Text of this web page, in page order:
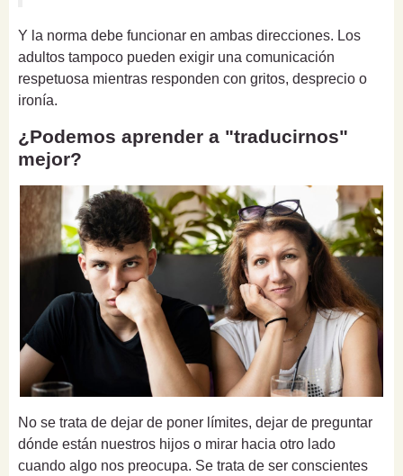
Y la norma debe funcionar en ambas direcciones. Los
adultos tampoco pueden exigir una comunicación
respetuosa mientras responden con gritos, desprecio o
ironía.
¿Podemos aprender a "traducirnos"
mejor?
No se trata de dejar de poner límites, dejar de preguntar
dónde están nuestros hijos o mirar hacia otro lado
cuando algo nos preocupa. Se trata de ser conscientes